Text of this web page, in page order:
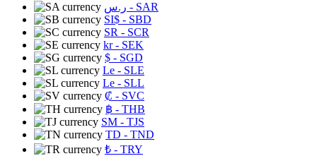
ر.س - SAR
SI$ - SBD
SR - SCR
kr- SEK
$ - SGD
Le - SLE
Le - SLL
₡ - SVC
฿ - THB
ЅМ - TJS
TD - TND
₺ - TRY